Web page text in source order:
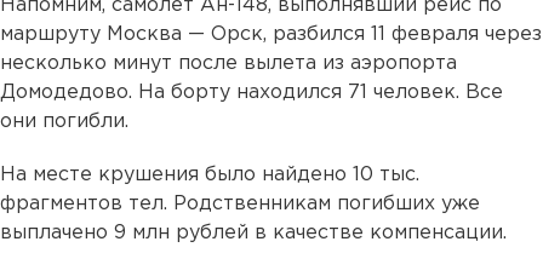
Напомним, самолет Ан-148, выполнявший рейс по
маршруту Москва — Орск, разбился 11 февраля через
несколько минут после вылета из аэропорта
Домодедово. На борту находился 71 человек. Все
они погибли.
На месте крушения было найдено 10 тыс.
фрагментов тел. Родственникам погибших уже
выплачено 9 млн рублей в качестве компенсации.